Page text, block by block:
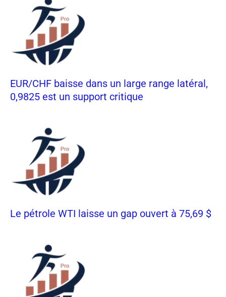
EUR/CHF baisse dans un large range latéral,
0,9825 est un support critique
Le pétrole WTI laisse un gap ouvert à 75,69 $